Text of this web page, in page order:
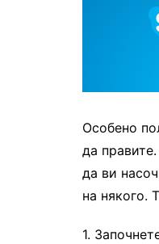
Особено
да
да ви
на някого.
1.